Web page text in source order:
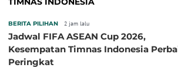
BERITA PILIHAN 2 jam lalu
Jadwal FIFA ASEAN Cup 2026,
Kesempatan Timnas Indonesia
Peringkat